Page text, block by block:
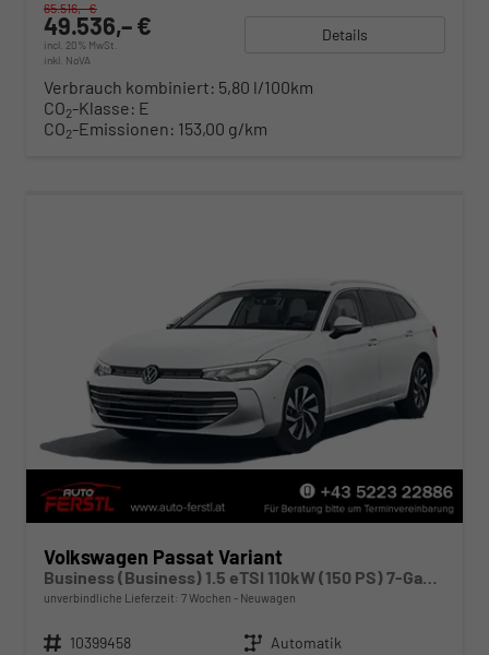
49.536,– €
incl. 20% MwSt.
inkl. NoVA
65.516,– €
Details
Verbrauch kombiniert: 5,80 l/100km
CO2-Klasse: E
CO2-Emissionen: 153,00 g/km
Volkswagen Passat Variant
Business (Business) 1.5 eTSI 110kW (150 PS) 7-Gang DSG
unverbindliche Lieferzeit: 7 Wochen Neuwagen
Fahrzeugnr. 10399458 Getriebe Automatik